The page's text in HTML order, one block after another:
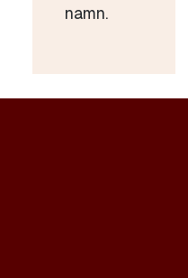
namn.